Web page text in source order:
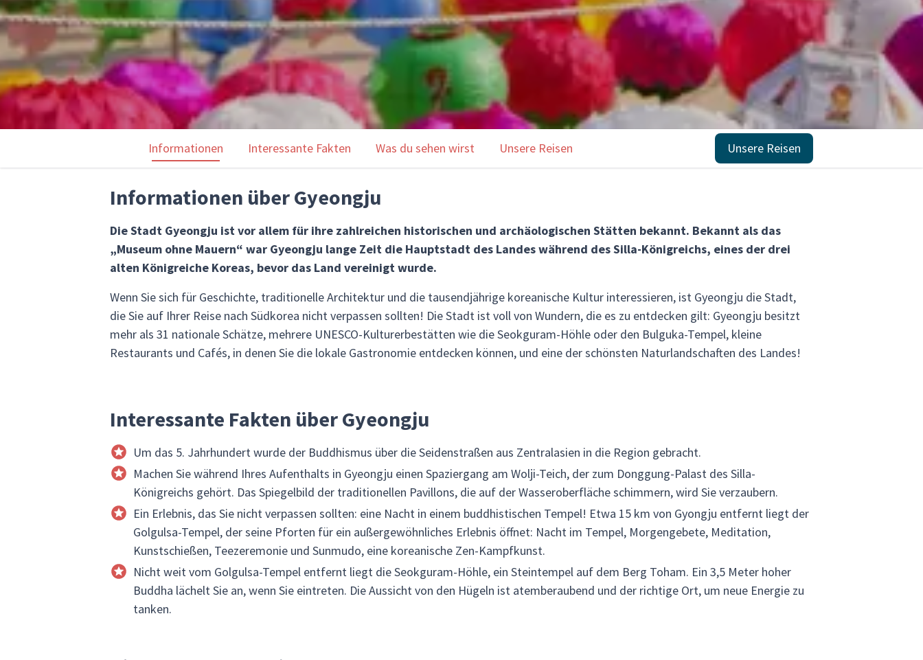
Informationen Interessante Fakten Was du sehen wirst Unsere Reisen Unsere Reisen
Informationen über Gyeongju
Die Stadt Gyeongju ist vor allem für ihre zahlreichen historischen und archäologischen Stätten bekannt. Bekannt als das
„Museum ohne Mauern“ war Gyeongju lange Zeit die Hauptstadt des Landes während des Silla-Königreichs, eines der drei
alten Königreiche Koreas, bevor das Land vereinigt wurde.
Wenn Sie sich für Geschichte, traditionelle Architektur und die tausendjährige koreanische Kultur interessieren, ist Gyeongju die Stadt,
die Sie auf Ihrer Reise nach Südkorea nicht verpassen sollten! Die Stadt ist voll von Wundern, die es zu entdecken gilt: Gyeongju besitzt
mehr als 31 nationale Schätze, mehrere UNESCO-Kulturerbestätten wie die Seokguram-Höhle oder den Bulguka-Tempel, kleine
Restaurants und Cafés, in denen Sie die lokale Gastronomie entdecken können, und eine der schönsten Naturlandschaften des Landes!
Interessante Fakten über Gyeongju
Um das 5. Jahrhundert wurde der Buddhismus über die Seidenstraßen aus Zentralasien in die Region gebracht.
Machen Sie während Ihres Aufenthalts in Gyeongju einen Spaziergang am Wolji-Teich, der zum Donggung-Palast des Silla-
Königreichs gehört. Das Spiegelbild der traditionellen Pavillons, die auf der Wasseroberfläche schimmern, wird Sie verzaubern.
Ein Erlebnis, das Sie nicht verpassen sollten: eine Nacht in einem buddhistischen Tempel! Etwa 15 km von Gyongju entfernt liegt der
Golgulsa-Tempel, der seine Pforten für ein außergewöhnliches Erlebnis öffnet: Nacht im Tempel, Morgengebete, Meditation,
Kunstschießen, Teezeremonie und Sunmudo, eine koreanische Zen-Kampfkunst.
Nicht weit vom Golgulsa-Tempel entfernt liegt die Seokguram-Höhle, ein Steintempel auf dem Berg Toham. Ein 3,5 Meter hoher
Buddha lächelt Sie an, wenn Sie eintreten. Die Aussicht von den Hügeln ist atemberaubend und der richtige Ort, um neue Energie zu
tanken.